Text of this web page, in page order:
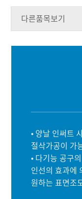
인재채용
고객지원
다른품목보기
• 양날 인써트
절삭가공이 가
• 다기능 공구
인선의 효과에
원하는 표면조